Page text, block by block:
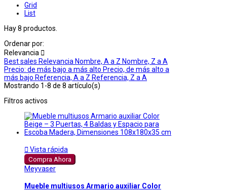
Grid
List
Hay 8 productos.
Ordenar por:
Relevancia 
Best sales Relevancia Nombre, A a Z Nombre, Z a A
Precio: de más bajo a más alto Precio, de más alto a
más bajo Referencia, A a Z Referencia, Z a A
Mostrando 1-8 de 8 artículo(s)
Filtros activos
 Vista rápida
Compra Ahora
Meyvaser
Mueble multiusos Armario auxiliar Color